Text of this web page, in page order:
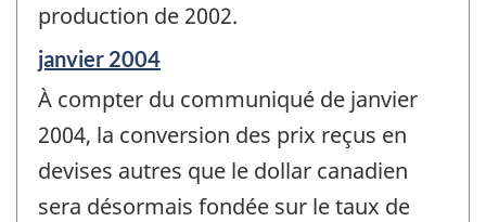
production de 2002.
Période
de
référence
de
changement
-
janvier 2004
À compter du communiqué de janvier
2004, la conversion des prix reçus en
devises autres que le dollar canadien
sera désormais fondée sur le taux de